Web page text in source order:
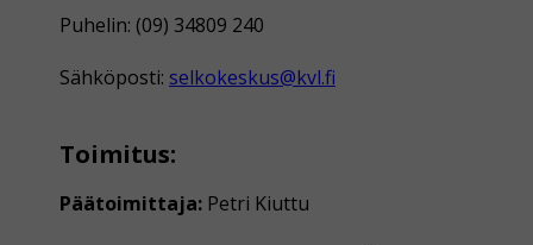
Puhelin: (09) 34809 240
Sähköposti: selkokeskus@kvl.fi
Toimitus:
Päätoimittaja: Petri Kiuttu